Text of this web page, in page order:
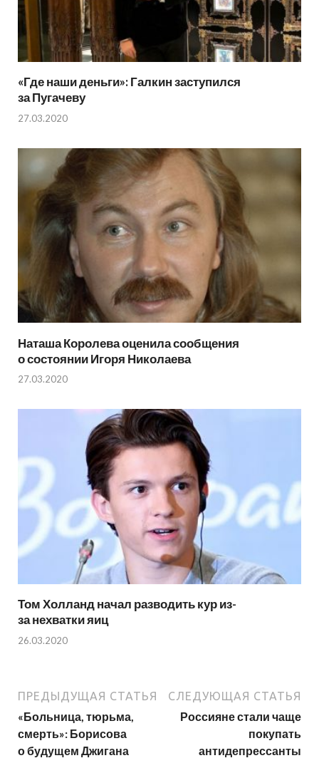
«Где наши деньги»: Галкин заступился
за Пугачеву
27.03.2020
Наташа Королева оценила сообщения
о состоянии Игоря Николаева
27.03.2020
Том Холланд начал разводить кур из-
за нехватки яиц
26.03.2020
ПРЕДЫДУЩАЯ СТАТЬЯ
«Больница, тюрьма,
смерть»: Борисова
о будущем Джигана
СЛЕДУЮЩАЯ СТАТЬЯ
Россияне стали чаще
покупать
антидепрессанты